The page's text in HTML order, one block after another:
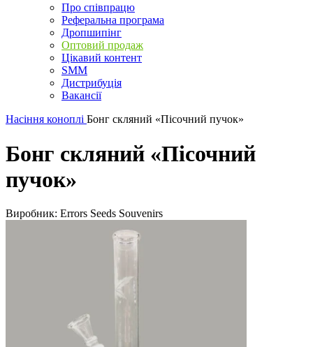
Про співпрацю
Реферальна програма
Дропшипінг
Оптовий продаж
Цікавий контент
SMM
Дистрибуція
Вакансії
Насіння коноплі Бонг скляний «Пісочний пучок»
Бонг скляний «Пісочний
пучок»
Виробник: Errors Seeds Souvenirs